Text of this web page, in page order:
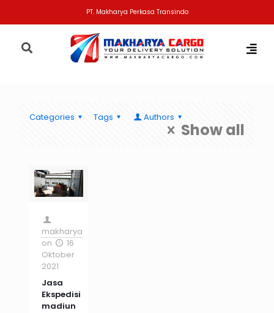
PT. Makharya Perkasa Transindo
Categories Tags Authors
Show all
makharya
on
16
Oktober
2021
Jasa
Ekspedisi
madiun